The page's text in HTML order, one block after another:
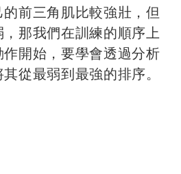
前三角肌比較強壯，但
那我們在訓練的順序上
開始，要學會透過分析
從最弱到最強的排序。